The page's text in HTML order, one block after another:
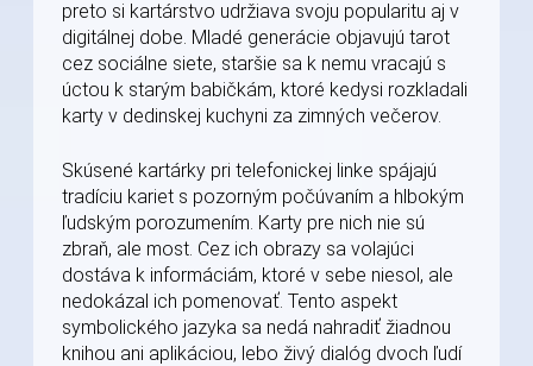
preto si kartárstvo udržiava svoju popularitu aj v
digitálnej dobe. Mladé generácie objavujú tarot
cez sociálne siete, staršie sa k nemu vracajú s
úctou k starým babičkám, ktoré kedysi rozkladali
karty v dedinskej kuchyni za zimných večerov.
Skúsené kartárky pri telefonickej linke spájajú
tradíciu kariet s pozorným počúvaním a hlbokým
ľudským porozumením. Karty pre nich nie sú
zbraň, ale most. Cez ich obrazy sa volajúci
dostáva k informáciám, ktoré v sebe niesol, ale
nedokázal ich pomenovať. Tento aspekt
symbolického jazyka sa nedá nahradiť žiadnou
knihou ani aplikáciou, lebo živý dialóg dvoch ľudí